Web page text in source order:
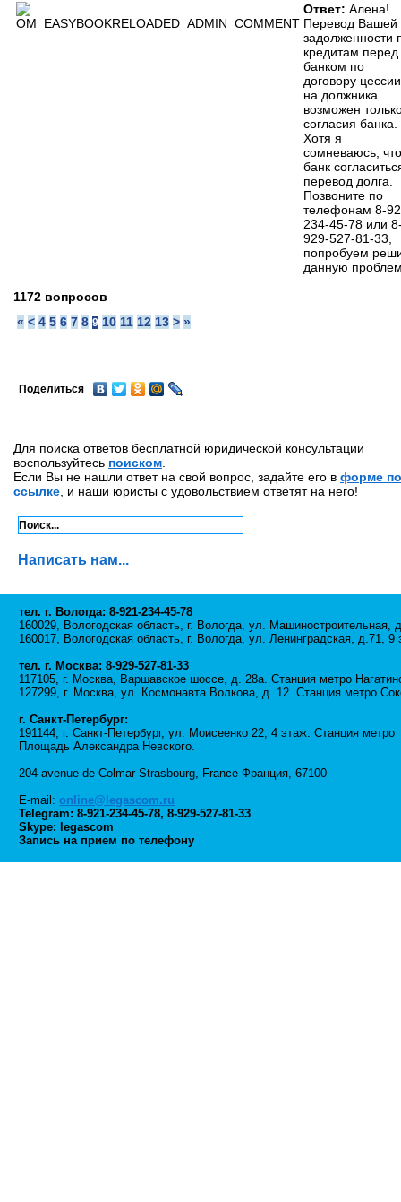
Ответ: Алена!
Перевод Вашей
задолженности
кредитам перед
банком по
договору цессии
на должника
возможен
согласия банка.
Хотя я
сомневаюсь, что
банк
перевод долга.
Позвоните по
телефонам 8-
234-45-78 или
929-527-81-33,
попробуем
данную
1172 вопросов
« < 4 5 6 7 8 9 10 11 12 13 > »
Поделиться
Для поиска ответов бесплатной юридической консультации
воспользуйтесь поиском
Если Вы не нашли ответ на свой вопрос, задайте его в форме по
ссылке , и наши юристы с удовольствием ответят на него!
Написать нам...
тел. г. Вологда: 8-921-234-45-78
160029, Вологодская область, г. Вологда, ул. Машиностроительная,
160017, Вологодская область, г. Вологда, ул. Ленинградская, д.71, 9
тел. г. Москва: 8-929-527-81-33
117105, г. Москва, Варшавское шоссе, д. 28а. Станция метро
127299, г. Москва, ул. Космонавта Волкова, д. 12. Станция метро
г. Санкт-Петербург:
191144, г. Санкт-Петербург, ул. Моисеенко 22, 4 этаж. Станция метро
Площадь Александра Невского.
204 avenue de Colmar Strasbourg, France Франция, 67100
E-mail: online@legascom.ru
Telegram: 8-921-234-45-78, 8-929-527-81-33
Skype: legascom
Запись на прием по телефону